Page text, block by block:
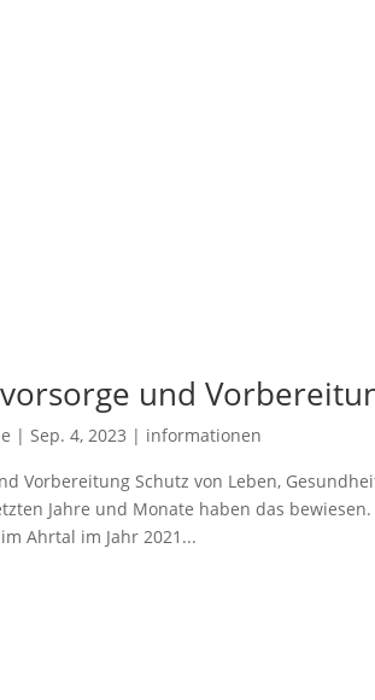
und
|Sep. 4, 2023 | informationen
Vorbereitung Schutz von Leben,
Jahre und Monate haben das
Ahrtal im Jahr 2021...